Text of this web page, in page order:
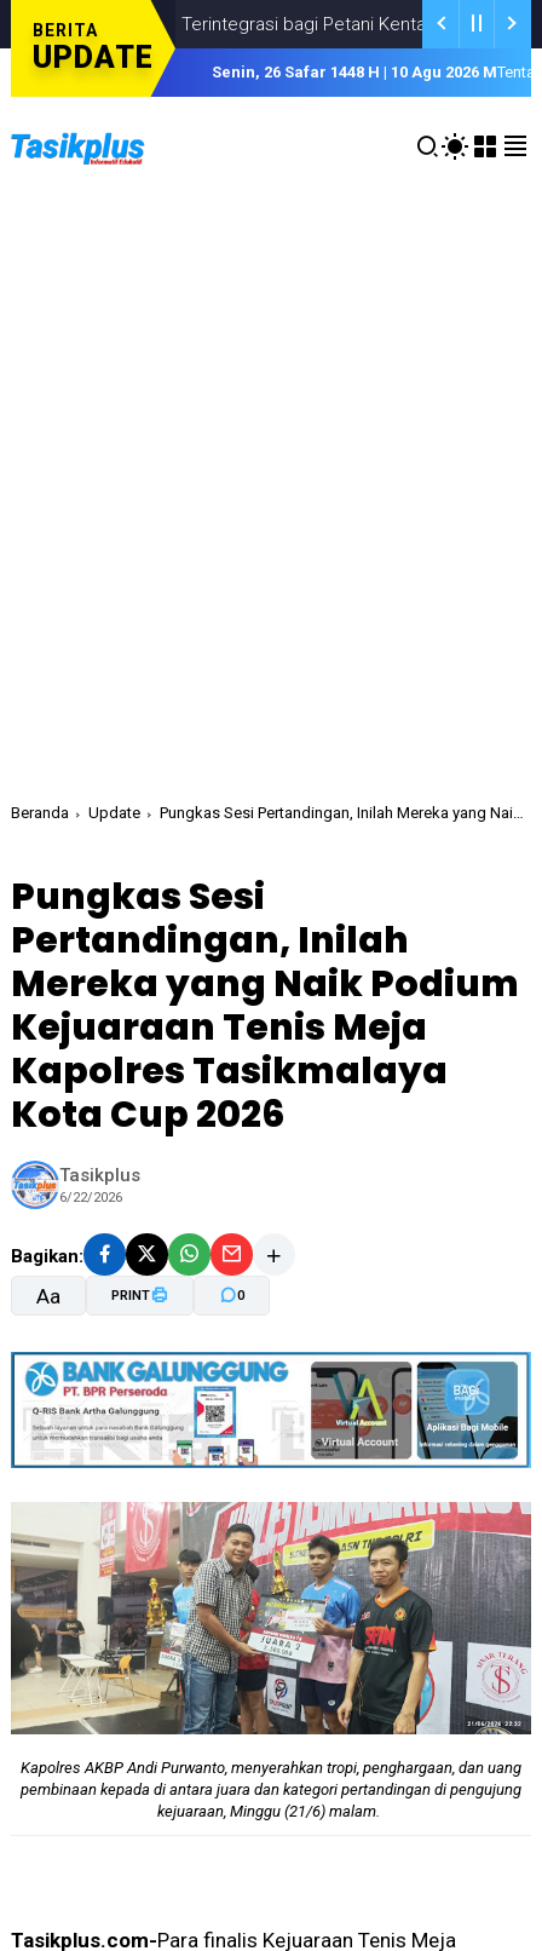
BERITA
UPDATE
Terintegrasi bagi Petani Kentang DUKUNG PETANI
Senin, 26 Safar 1448 H | 10 Agu 2026 M
Beranda Update Pungkas Sesi Pertandingan, Inilah Mereka yang Naik Podium Kejuaraan Tenis Meja Kapolres Tasikmalaya Kota Cup 2026
Pungkas Sesi
Pertandingan, Inilah
Mereka yang Naik Podium
Kejuaraan Tenis Meja
Kapolres Tasikmalaya
Kota Cup 2026
Tasikplus
6/22/2026
Bagikan:
Aa
A-
PRINT 0
Kapolres AKBP Andi Purwanto, menyerahkan tropi, penghargaan, dan uang
pembinaan kepada di antara juara dan kategori pertandingan di pengujung
kejuaraan, Minggu (21/6) malam.
Tasikplus.com-Para finalis Kejuaraan Tenis Meja